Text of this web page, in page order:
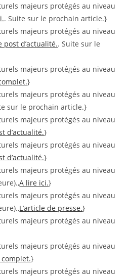
majeurs protégés au niveau
. Suite sur le prochain article.}
majeurs protégés au niveau
post d’actualité.. Suite sur le
majeurs protégés au niveau
}
majeurs protégés au niveau
sur le prochain article.}
majeurs protégés au niveau
d’actualité.}
majeurs protégés au niveau
d’actualité.}
majeurs protégés au niveau
A lire ici.}
majeurs protégés au niveau
L’article de presse.}
majeurs protégés au niveau
majeurs protégés au niveau
}
majeurs protégés au niveau